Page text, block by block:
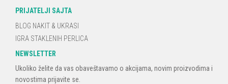
PRIJATELJI SAJTA
BLOG NAKIT & UKRASI
IGRA STAKLENIH PERLICA
NEWSLETTER
Ukoliko želite da vas obaveštavamo o akcijama, novim proizvodima i
novostima prijavite se.